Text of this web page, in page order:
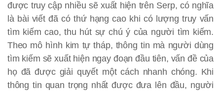
được truy cập nhiều sẽ xuất hiện trên Serp, có nghĩa
là bài viết đã có thứ hạng cao khi có lượng truy vấn
tìm kiếm cao, thu hút sự chú ý của người tìm kiếm.
Theo mô hình kim tự tháp, thông tin mà người dùng
tìm kiếm sẽ xuất hiện ngay đoạn đầu tiên, vấn đề của
họ đã được giải quyết một cách nhanh chóng. Khi
thông tin quan trọng nhất được đưa lên đầu, người